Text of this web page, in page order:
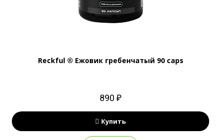
Reckful ® Ежовик гребенчатый 90 caps
890 ₽
Купить